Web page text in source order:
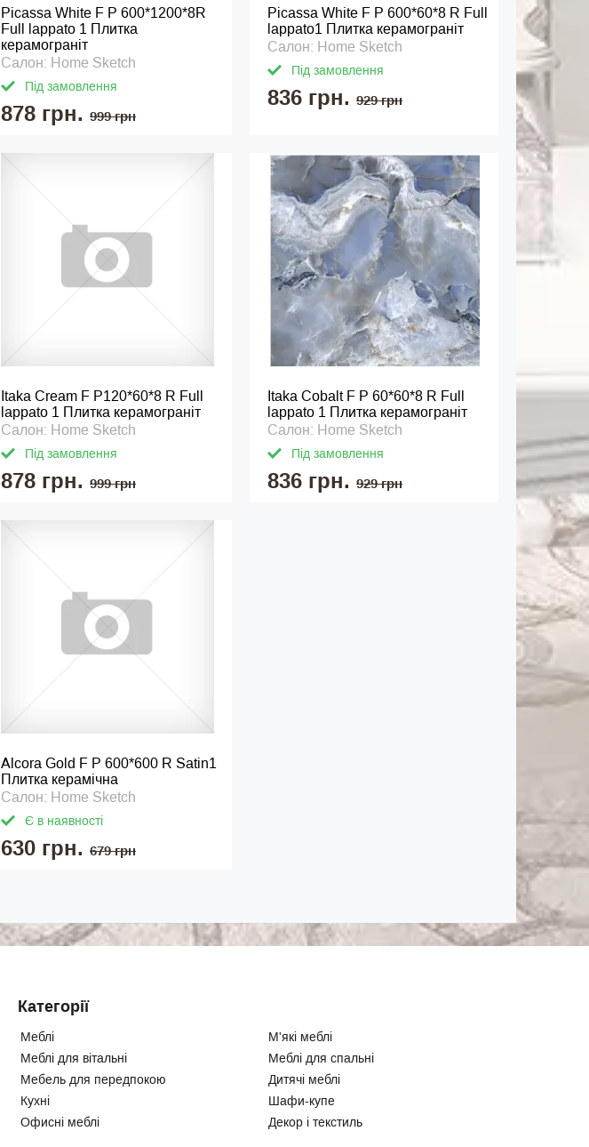
Picassa White F P 600*1200*8R
Full lappato 1 Плитка
керамограніт
Салон: Home Sketch
Під замовлення
878 грн. 999 грн
Picassa White F P 600*60*8 R Full
lappato1 Плитка керамограніт
Салон: Home Sketch
Під замовлення
836 грн. 929 грн
Itaka Cream F P120*60*8 R Full
lappato 1 Плитка керамограніт
Салон: Home Sketch
Під замовлення
878 грн. 999 грн
Itaka Cobalt F P 60*60*8 R Full
lappato 1 Плитка керамограніт
Салон: Home Sketch
Під замовлення
836 грн. 929 грн
Alcora Gold F P 600*600 R Satin1
Плитка керамічна
Салон: Home Sketch
Є в наявності
630 грн. 679 грн
Категорії
Меблі
М'які меблі
Меблі для вітальні
Меблі для спальні
Мебель для передпокою
Дитячі меблі
Кухні
Шафи-купе
Офисні меблі
Декор і текстиль